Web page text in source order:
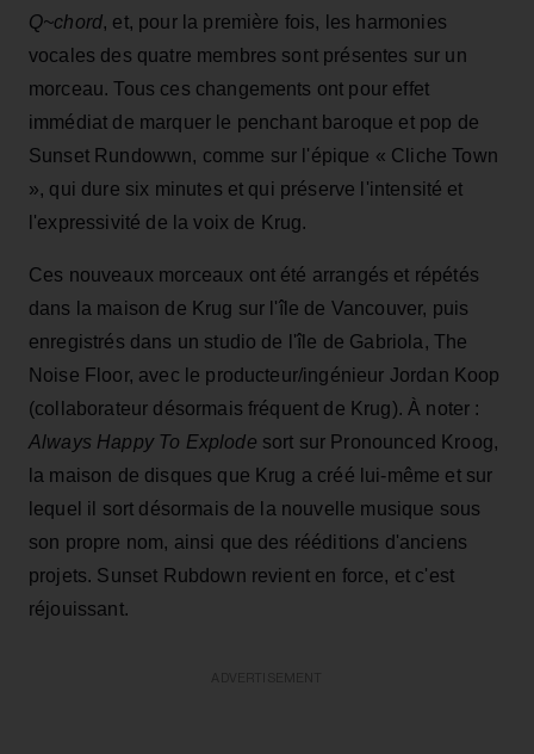
Q~chord, et, pour la première fois, les harmonies
vocales des quatre membres sont présentes sur un
morceau. Tous ces changements ont pour effet
immédiat de marquer le penchant baroque et pop de
Sunset Rundowwn, comme sur l'épique « Cliche Town
», qui dure six minutes et qui préserve l'intensité et
l'expressivité de la voix de Krug.
Ces nouveaux morceaux ont été arrangés et répétés
dans la maison de Krug sur l'île de Vancouver, puis
enregistrés dans un studio de l'île de Gabriola, The
Noise Floor, avec le producteur/ingénieur Jordan Koop
(collaborateur désormais fréquent de Krug). À noter :
Always Happy To Explode sort sur Pronounced Kroog,
la maison de disques que Krug a créé lui-même et sur
lequel il sort désormais de la nouvelle musique sous
son propre nom, ainsi que des rééditions d'anciens
projets. Sunset Rubdown revient en force, et c'est
réjouissant.